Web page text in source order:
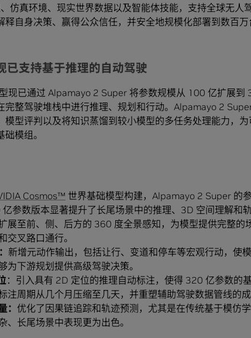
仿真环境、现实世界数据以及智能体技能，支持全球无人
释自身决策、赢得公众信任，并安全地规模化部署到数百
已支持基于推理的自动驾驶
现已通过 Alpamayo 2 Super 将参数规模从 100 亿扩展到
完整驾驶堆栈中进行推理、规划和行动。Alpamayo 2
模型评判以及将知识蒸馏到较小模型的多任务处理能力，
模组。
Cosmos™ 世界基础模型构建，Alpamayo 2 Super 的
参数版本显著提升了长尾场景中的推理、3D 空间理解和轨
展至前、侧、后方的 360 度全景感知，为模型提供完整的
交叉路口通行。
新增元动作输出，包括让行、变道和停车等宏观行动，使
为下游规划提供高级驾驶决策。
：引入具有 2D 定位的推理自动标注，使得 320 亿参数的
注周期从几个月压缩至几天，并重塑辅助驾驶数据管线的成
： 优化了因果链追踪和轨迹预测，尤其是在传统基于模仿
、长尾场景中表现更为出色。